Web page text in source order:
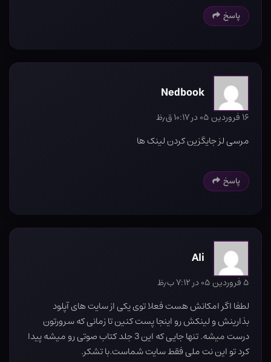
پاسخ
Nedbook
۱۶ فروردین ۰۵ در ۱۰:۱۷ ق٫ظ
مرسی لز جایگزین کردن لینک ها
پاسخ
Ali
۵ فروردین ۰۵ در ۷:۱۲ ب٫ظ
لطفا اگر امکانش هست فعلا توی یکی از سایت های آپلود
بذارینش و لینکش رو اینجا پست کنین تا زمانی که سرورتون
درست میشه. تنها جایی که این 3 جلد کتاب صوتی رو میشه پیدا
کرد تو این نت ملی فقط سایت شماست.با تشکر.